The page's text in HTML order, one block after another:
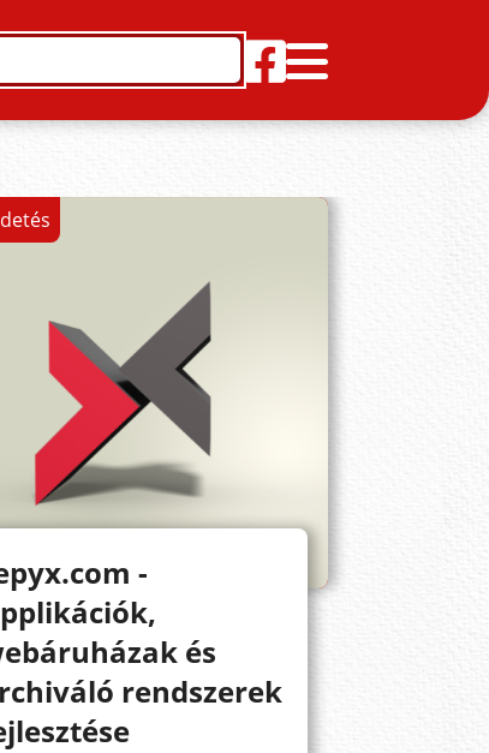
-
és
rendszerek